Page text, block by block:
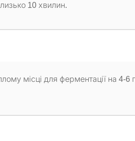
10 хвилин.
місці для ферментації на 4-6